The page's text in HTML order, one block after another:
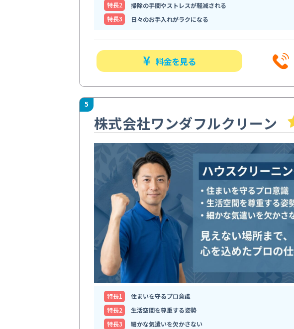
特⻑2
掃除の手間やストレスが軽減される
特⻑3
日々のお手入れがラクになる
料金を見る
5
株式会社ワンダフルクリーン
特⻑1
住まいを守るプロ意識
特⻑2
生活空間を尊重する姿勢
特⻑3
細かな気遣いを欠かさない